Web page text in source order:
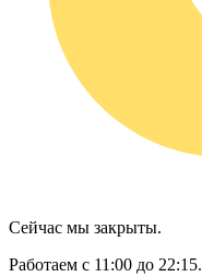
Сейчас мы закрыты.
Работаем с 11:00 до 22:15.